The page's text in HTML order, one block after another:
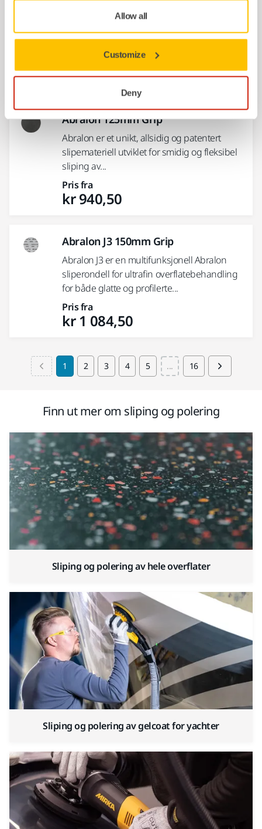
Allow all
Customize
Deny
Abralon J5 er en unik multifunksjonell
Abralon sliperondell for ultrafin overflate. J5
kr 1 084,50
Abralon 125mm Grip
Abralon er et unikt, allsidig og patentert
slipemateriell utviklet for smidig og fleksibel
sliping av...
Pris fra
kr 940,50
Abralon J3 150mm Grip
Abralon J3 er en multifunksjonell Abralon
sliperondell for ultrafin overflatebehandling
for både glatte og profilerte...
Pris fra
kr 1 084,50
1 2 3 4 5 ... 16
Finn ut mer om sliping og polering
Sliping og polering av hele overflater
Sliping og polering av gelcoat for yachter